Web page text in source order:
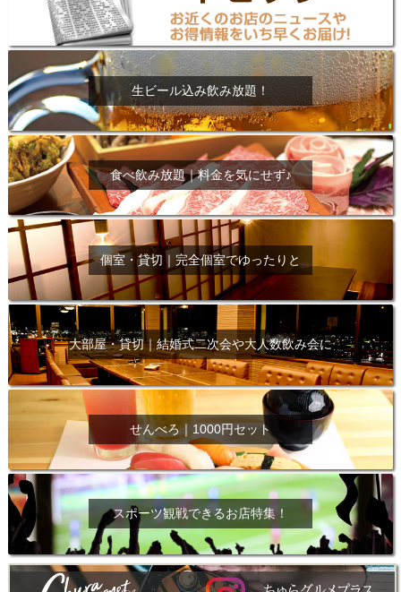
生ビール込み飲み放題！
食べ飲み放題｜料金を気にせず♪
個室・貸切｜完全個室でゆったりと
大部屋・貸切｜結婚式二次会や大人数飲み会に
せんべろ｜1000円セット
スポーツ観戦できるお店特集！